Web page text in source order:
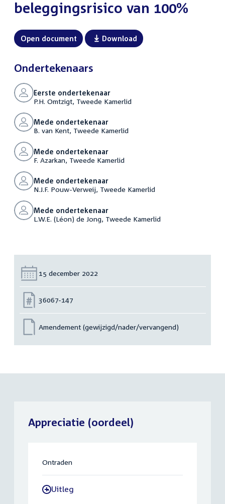
beleggingsrisico van 100%
Open document Download
Ondertekenaars
Eerste ondertekenaar
P.H. Omtzigt, Tweede Kamerlid
Mede ondertekenaar
B. van Kent, Tweede Kamerlid
Mede ondertekenaar
F. Azarkan, Tweede Kamerlid
Mede ondertekenaar
N.J.F. Pouw-Verweij, Tweede Kamerlid
Mede ondertekenaar
L.W.E. (Léon) de Jong, Tweede Kamerlid
Datum:
15 december 2022
Nummer:
36067-147
Amendement (gewijzigd/nader/vervangend)
Appreciatie (oordeel)
Ontraden
-Uitleg